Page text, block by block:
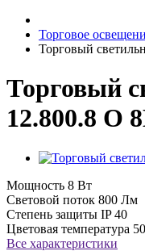
Торговое
Торговый
Торговый
12.800.8 О
Мощность 8 Вт
Световой поток 800 Лм
Степень защиты IP 40
Цветовая температура
Все характеристики